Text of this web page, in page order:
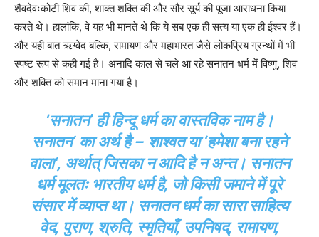
शैवदेवःकोटी शिव की, शाक्त शक्ति की और सौर सूर्य की पूजा आराधना किया
करते थे। हालांकि, वे यह भी मानते थे कि ये सब एक ही सत्य या एक ही ईश्वर हैं।
और यही बात ऋग्वेद बल्कि, रामायण और महाभारत जैसे लोकप्रिय ग्रन्थों में भी
स्पष्ट रूप से कही गई है। अनादि काल से चले आ रहे सनातन धर्म में विष्णु, शिव
और शक्ति को समान माना गया है।
‘सनातन’ ही हिन्दू धर्म का वास्तविक नाम है।
सनातन‘ का अर्थ है – शाश्वत या ‘हमेशा बना रहने
वाला‘, अर्थात् जिसका न आदि है न अन्त। सनातन
धर्म मूलतः भारतीय धर्म है, जो किसी जमाने में पूरे
संसार में व्याप्त था। सनातन धर्म का सारा साहित्य
वेद, पुराण, श्रुति, स्मृतियाँ, उपनिषद्, रामायण,